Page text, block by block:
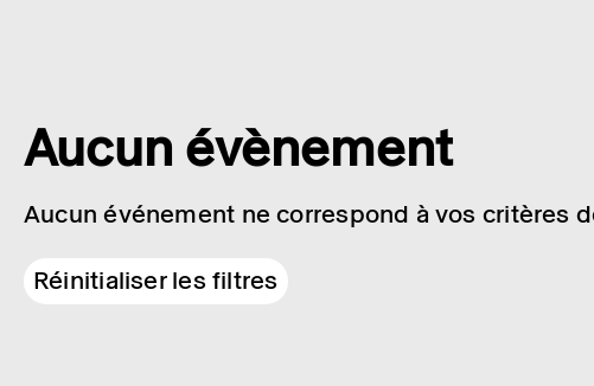
Aucun évènement
Aucun événement ne correspond à vos critères
Réinitialiser les filtres